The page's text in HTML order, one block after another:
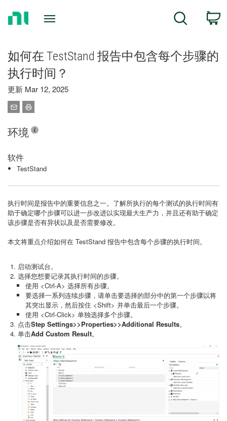
Search
如何在 TestStand 报告中包含每个步骤的
执行时间？
更新 Mar 12, 2025
环境
软件
TestStand
执行时间是报告中的重要信息之一。了解所执行的每个测试的执行时间有
助于确定哪个步骤可以进一步改进以实现最大生产力，并且还有助于确定
该步骤是否有异状以及是否需要修改。
本文将重点介绍如何在 TestStand 报告中包含每个步骤的执行时间。
启动测试台。
选择您想要记录其执行时间的步骤。
使用 <Ctrl-A> 选择所有步骤。
要选择一系列连续步骤，请单击要选择的部分中的第一个步骤以将
其突出显示，然后按住 <Shift> 并单击最后一个步骤。
使用 <Ctrl-Click> 单独选择多个步骤。
点击Step Settings>>Properties>>Additional Results。
单击Add Custom Result。